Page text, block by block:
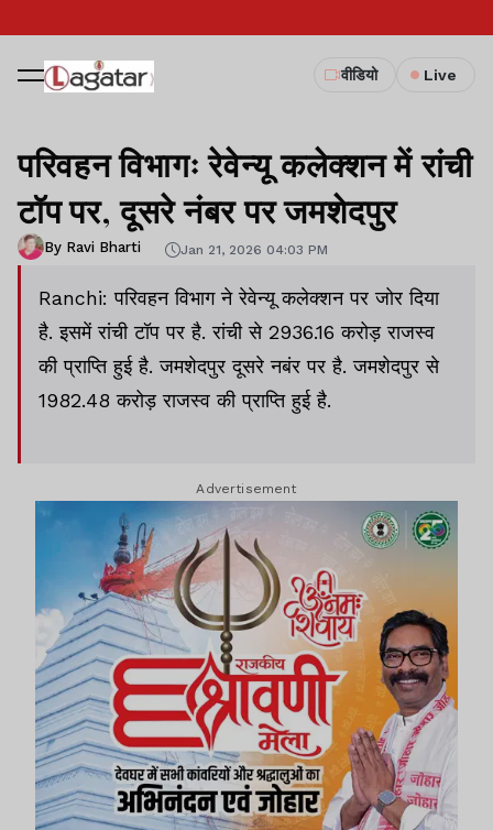
वीडियो Live
परिवहन विभागः रेवेन्यू कलेक्शन में रांची
टॉप पर, दूसरे नंबर पर जमशेदपुर
By Ravi Bharti Jan 21, 2026 04:03 PM
Ranchi: परिवहन विभाग ने रेवेन्यू कलेक्शन पर जोर दिया
है. इसमें रांची टॉप पर है. रांची से 2936.16 करोड़ राजस्व
की प्राप्ति हुई है. जमशेदपुर दूसरे नबंर पर है. जमशेदपुर से
1982.48 करोड़ राजस्व की प्राप्ति हुई है.
Advertisement